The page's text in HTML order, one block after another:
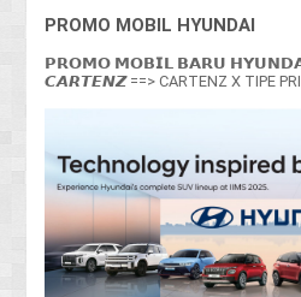
PROMO MOBIL HYUNDAI
𝗣𝗥𝗢𝗠𝗢 𝗠𝗢𝗕𝗜𝗟 𝗕𝗔𝗥𝗨
𝘾𝘼𝙍𝙏𝙀𝙉𝙕 ==> CARTENZ X TIPE